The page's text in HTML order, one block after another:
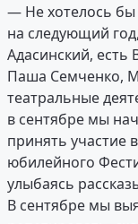
— Не хотелось бы
на следующий
Адасинский,
Паша Семченко,
театральные
в сентябре мы
принять участие
юбилейного
улыбаясь
В сентябре мы